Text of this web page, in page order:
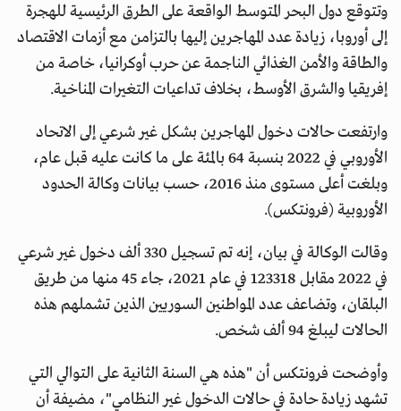
وتتوقع دول البحر المتوسط الواقعة على الطرق الرئيسية للهجرة
إلى أوروبا، زيادة عدد المهاجرين إليها بالتزامن مع أزمات الاقتصاد
والطاقة والأمن الغذائي الناجمة عن حرب أوكرانيا، خاصة من
إفريقيا والشرق الأوسط، بخلاف تداعيات التغيرات المناخية.
وارتفعت حالات دخول المهاجرين بشكل غير شرعي إلى الاتحاد
الأوروبي في 2022 بنسبة 64 بالمئة على ما كانت عليه قبل عام،
وبلغت أعلى مستوى منذ 2016، حسب بيانات وكالة الحدود
الأوروبية (فرونتكس).
وقالت الوكالة في بيان، إنه تم تسجيل 330 ألف دخول غير شرعي
في 2022 مقابل 123318 في عام 2021، جاء 45 منها من طريق
البلقان، وتضاعف عدد المواطنين السوريين الذين تشملهم هذه
الحالات ليبلغ 94 ألف شخص.
وأوضحت فرونتكس أن "هذه هي السنة الثانية على التوالي التي
تشهد زيادة حادة في حالات الدخول غير النظامي"، مضيفة أن